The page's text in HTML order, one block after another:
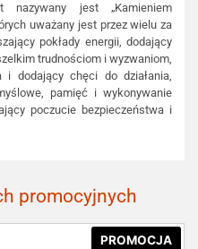
nazywany jest „Kamieniem
uważany jest przez wielu za
pokłady energii, dodający
trudnościom i wyzwaniom,
dodający chęci do działania,
pamięć i wykonywanie
poczucie bezpieczeństwa i
promocyjnych
PROMOCJA